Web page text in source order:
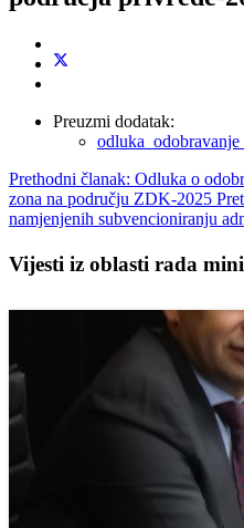
Preuzmi dodatak:
Prethodni članak: Odluka o
zona na području ZDK-2025 Pret
namjenjenih subvencioniranju
Vijesti iz oblasti rada